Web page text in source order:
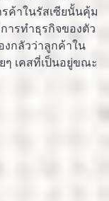
ค้าในรัสเซียนั้นคุ้ม
ารทำธุรกิจของตัว
งกลัวว่าลูกค้าใน
ๆ เคสที่เป็นอยู่ขณะ